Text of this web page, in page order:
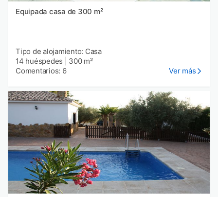
Equipada casa de 300 m²
Tipo de alojamiento: Casa
14 huéspedes
300 m²
Comentarios: 6
Ver más